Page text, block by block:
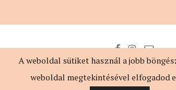
A weboldal sütiket használ a jobb
weboldal megtekintésével elfogadod